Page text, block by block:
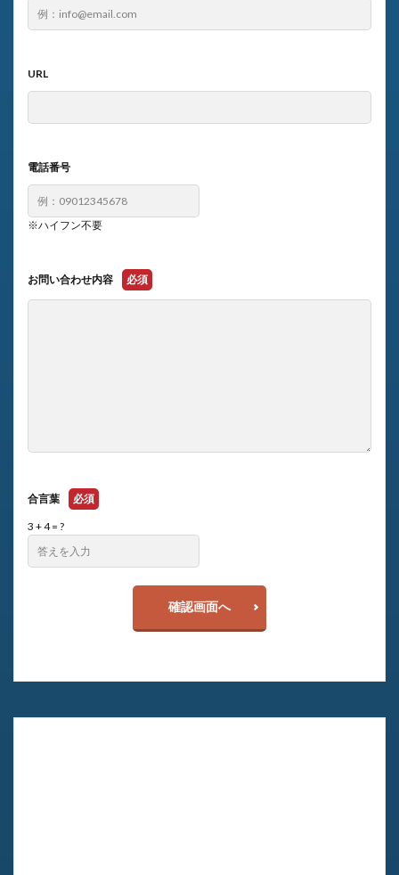
URL
電話番号
※ハイフン不要
お問い合わせ内容 必須
合言葉 必須
3 + 4 = ?
確認画面へ